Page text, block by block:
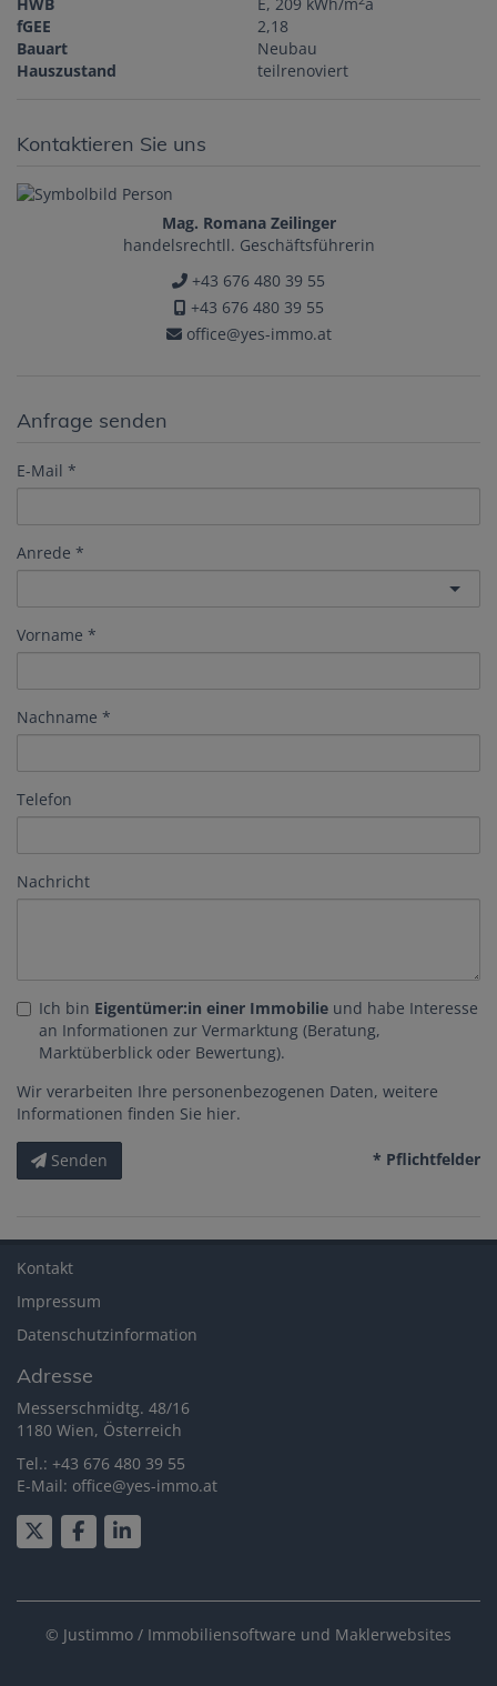
fGEE
2,18
Bauart
Neubau
Hauszustand
teilrenoviert
Kontaktieren Sie uns
Mag. Romana Zeilinger
handelsrechtll. Geschäftsführerin
+43 676 480 39 55
+43 676 480 39 55
office@yes-immo.at
Anfrage senden
E-Mail
Anrede
Vorname
Nachname
Telefon
Nachricht
Ich bin Eigentümer:in einer Immobilie und habe Interesse
an Informationen zur Vermarktung (Beratung,
Marktüberblick oder Bewertung).
Wir verarbeiten Ihre personenbezogenen Daten, weitere
Informationen finden Sie hier.
Senden * Pflichtfelder
Kontakt
Impressum
Datenschutzinformation
Adresse
Messerschmidtg. 48/16
1180 Wien, Österreich
Tel.: +43 676 480 39 55
E-Mail: office@yes-immo.at
© Justimmo / Immobiliensoftware und Maklerwebsites